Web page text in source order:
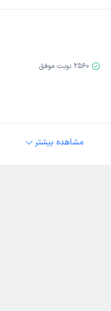
2560 نوبت موفق
مشاهده بیشتر